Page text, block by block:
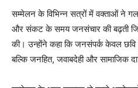
सम्मेलन के विभिन्न सत्रों में वक्ताओं ने
और संकट के समय जनसंचार की बढ़ती
की। उन्होंने कहा कि जनसंपर्क केवल छवि
बल्कि जनहित, जवाबदेही और सामाजिक